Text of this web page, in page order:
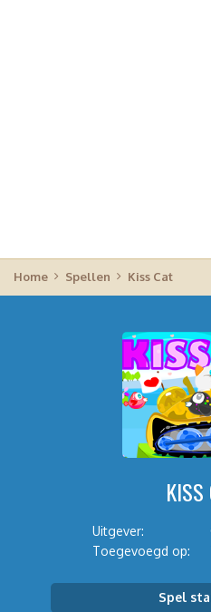
Home Spellen Kiss Cat
KISS
Uitgever:
Toegevoegd op:
Spel